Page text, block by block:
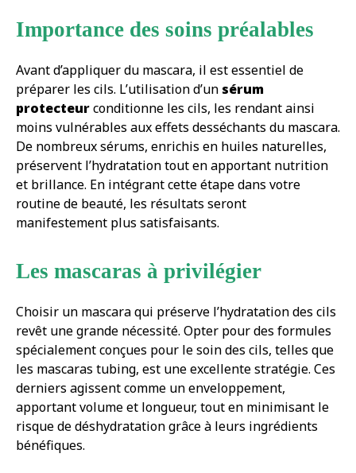
Importance des soins préalables
Avant d’appliquer du mascara, il est essentiel de
préparer les cils. L’utilisation d’un sérum
protecteurconditionne les cils, les rendant ainsi
moins vulnérables aux effets desséchants du mascara.
De nombreux sérums, enrichis en huiles naturelles,
préservent l’hydratation tout en apportant nutrition
et brillance. En intégrant cette étape dans votre
routine de beauté, les résultats seront
manifestement plus satisfaisants.
Les mascaras à privilégier
Choisir un mascara qui préserve l’hydratation des cils
revêt une grande nécessité. Opter pour des formules
spécialement conçues pour le soin des cils, telles que
les mascaras tubing, est une excellente stratégie. Ces
derniers agissent comme un enveloppement,
apportant volume et longueur, tout en minimisant le
risque de déshydratation grâce à leurs ingrédients
bénéfiques.